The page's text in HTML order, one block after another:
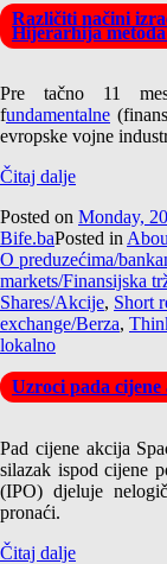
Različiti načini
Hijerarhija
Pre tačno 11
fundamentalne
evropske vojne
Čitaj dalje
Posted on Monday,
Bife.baPosted in
O preduzećima/
markets/Finansijska
Shares/Akcije, Short
exchange/Berza,
lokalno
Uzroci pada
Pad cijene akcija
silazak ispod cijene
(IPO) djeluje
pronaći.
Čitaj dalje